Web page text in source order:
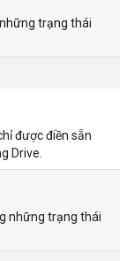
trạng thái
được điền sẵn
Drive.
những trạng thái